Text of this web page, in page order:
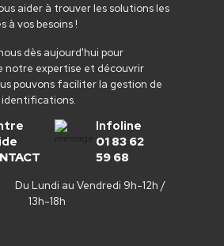
aider à trouver les solutions les
à vos besoins !
dès aujourd'hui pour
notre expertise et découvrir
pouvons faciliter la gestion de
identifications.
Infoline
01 83 62
59 68
Du Lundi au Vendredi 9h-12h /
13h-18h